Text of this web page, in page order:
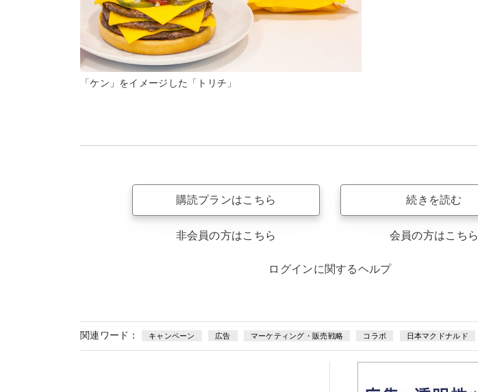
「ケン」をイメージした「トリチ」
購読プランはこちら
非会員の方はこちら
続きを読む
会員の方はこちら
ログインに関するヘルプ
関連ワード： キャンペーン 広告 マーケティング・販売戦略 コラボ 日本マクドナルド